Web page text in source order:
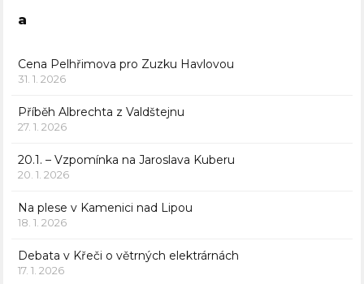
a
Cena Pelhřimova pro Zuzku Havlovou
31. 1. 2026
Příběh Albrechta z Valdštejnu
27. 1. 2026
20.1. – Vzpomínka na Jaroslava Kuberu
20. 1. 2026
Na plese v Kamenici nad Lipou
18. 1. 2026
Debata v Křeči o větrných elektrárnách
17. 1. 2026